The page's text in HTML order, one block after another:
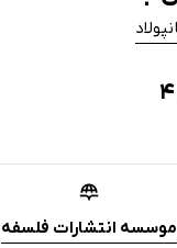
۴
موسسه انتشارات فلسفه